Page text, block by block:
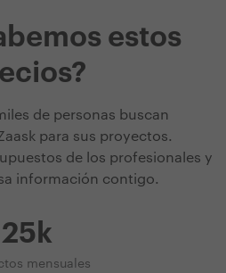
estos
de personas buscan
para sus proyectos.
de los profesionales y
información contigo.
25k
mensuales